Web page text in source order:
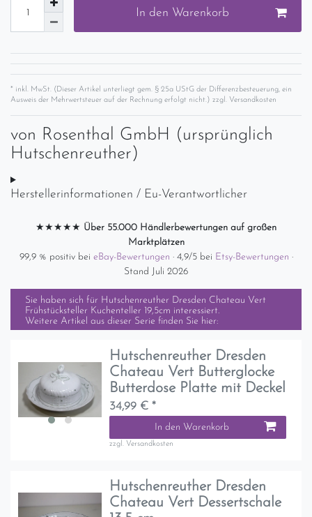
In den Warenkorb
* inkl. MwSt. (Dieser Artikel unterliegt gem. § 25a UStG der Differenzbesteuerung, ein
Ausweis der Mehrwertsteuer auf der Rechnung erfolgt nicht.) zzgl. Versandkosten
von Rosenthal GmbH (ursprünglich
Hutschenreuther)
Herstellerinformationen / Eu-Verantwortlicher
★★★★★ Über 55.000 Händlerbewertungen auf großen
Marktplätzen
99,9 % positiv bei eBay-Bewertungen · 4,9/5 bei Etsy-Bewertungen ·
Stand Juli 2026
Sie haben sich für Hutschenreuther Dresden Chateau Vert
Frühstücksteller Kuchenteller 19,5cm interessiert.
Weitere Artikel aus dieser Serie finden Sie hier:
Hutschenreuther Dresden
Chateau Vert Butterglocke
Butterdose Platte mit Deckel
34,99 € *
In den Warenkorb
zzgl. Versandkosten
Hutschenreuther Dresden
Chateau Vert Dessertschale